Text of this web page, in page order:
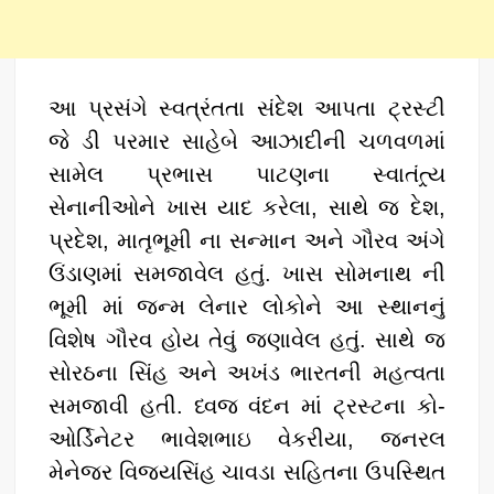
આ પ્રસંગે સ્વત્રંતતા સંદેશ આપતા ટ્રસ્ટી
જે ડી પરમાર સાહેબે આઝાદીની ચળવળમાં
સામેલ પ્રભાસ પાટણના સ્વાતંત્ર્ય
સેનાનીઓને ખાસ યાદ કરેલા, સાથે જ દેશ,
પ્રદેશ, માતૃભૂમી ના સન્માન અને ગૌરવ અંગે
ઉંડાણમાં સમજાવેલ હતું. ખાસ સોમનાથ ની
ભૂમી માં જન્મ લેનાર લોકોને આ સ્થાનનું
વિશેષ ગૌરવ હોય તેવું જણાવેલ હતું. સાથે જ
સોરઠના સિંહ અને અખંડ ભારતની મહત્વતા
સમજાવી હતી. ધ્વજ વંદન માં ટ્રસ્ટના કો-
ઓર્ડિનેટર ભાવેશભાઇ વેકરીયા, જનરલ
મેનેજર વિજયસિંહ ચાવડા સહિતના ઉપસ્થિત